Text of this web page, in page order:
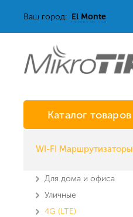
Ваш город: El Monte
Каталог товаров
WI-FI Маршрутизаторы
Для дома и офиса
Уличные
4G (LTE)